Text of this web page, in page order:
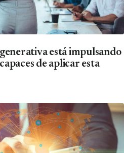
está impulsando
de aplicar esta